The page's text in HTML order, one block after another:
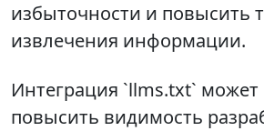
избыточности и повысить
извлечения информации.
Интеграция `llms.txt`
повысить видимость